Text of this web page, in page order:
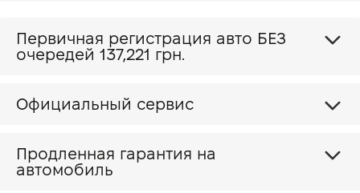
Первичная регистрация авто БЕЗ
очередей 137,221 грн.
Официальный сервис
Продленная гарантия на
автомобиль